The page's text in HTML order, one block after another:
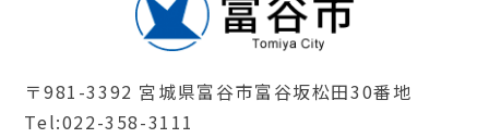
〒981-3392 宮城県富谷市富谷坂松田30番地
Tel:022-358-3111